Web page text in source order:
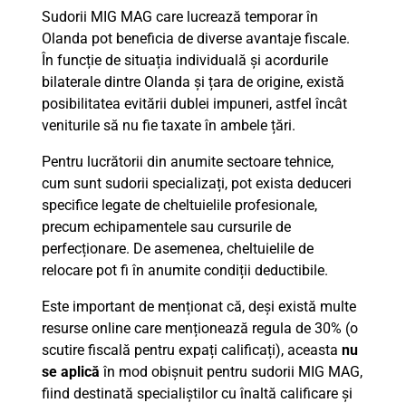
Sudorii MIG MAG care lucrează temporar în
Olanda pot beneficia de diverse avantaje fiscale.
În funcție de situația individuală și acordurile
bilaterale dintre Olanda și țara de origine, există
posibilitatea evitării dublei impuneri, astfel încât
veniturile să nu fie taxate în ambele țări.
Pentru lucrătorii din anumite sectoare tehnice,
cum sunt sudorii specializați, pot exista deduceri
specifice legate de cheltuielile profesionale,
precum echipamentele sau cursurile de
perfecționare. De asemenea, cheltuielile de
relocare pot fi în anumite condiții deductibile.
Este important de menționat că, deși există multe
resurse online care menționează regula de 30% (o
scutire fiscală pentru expați calificați), aceasta nu
se aplică în mod obișnuit pentru sudorii MIG MAG,
fiind destinată specialiștilor cu înaltă calificare și